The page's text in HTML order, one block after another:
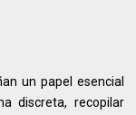
un papel esencial
discreta, recopilar